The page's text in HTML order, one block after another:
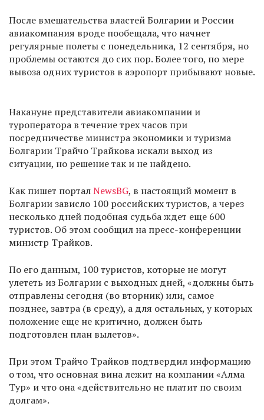
После вмешательства властей Болгарии и России
авиакомпания вроде пообещала, что начнет
регулярные полеты с понедельника, 12 сентября, но
проблемы остаются до сих пор. Более того, по мере
вывоза одних туристов в аэропорт прибывают новые.
Накануне представители авиакомпании и
туроператора в течение трех часов при
посредничестве министра экономики и туризма
Болгарии Трайчо Трайкова искали выход из
ситуации, но решение так и не найдено.
Как пишет порталNewsBG, в настоящий момент в
Болгарии зависло 100 российских туристов, а через
несколько дней подобная судьба ждет еще 600
туристов. Об этом сообщил на пресс-конференции
министр Трайков.
По его данным, 100 туристов, которые не могут
улететь из Болгарии с выходных дней, «должны быть
отправлены сегодня (во вторник) или, самое
позднее, завтра (в среду), а для остальных, у которых
положение еще не критично, должен быть
подготовлен план вылетов».
При этом Трайчо Трайков подтвердил информацию
о том, что основная вина лежит на компании «Алма
Тур» и что она «действительно не платит по своим
долгам».